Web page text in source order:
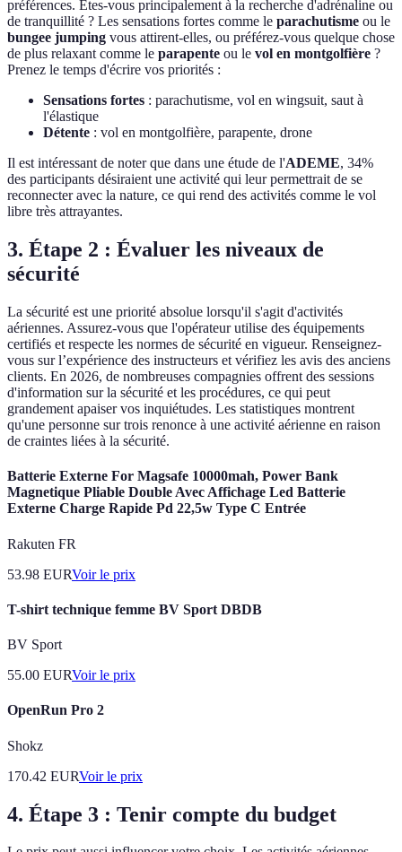
préférences. Êtes-vous principalement à la recherche d'adrénaline ou
de tranquillité ? Les sensations fortes comme le parachutisme ou le
bungee jumping vous attirent-elles, ou préférez-vous quelque chose
de plus relaxant comme le parapente ou le vol en montgolfière ?
Prenez le temps d'écrire vos priorités :
Sensations fortes : parachutisme, vol en wingsuit, saut à
l'élastique
Détente : vol en montgolfière, parapente, drone
Il est intéressant de noter que dans une étude de l'ADEME, 34%
des participants désiraient une activité qui leur permettrait de se
reconnecter avec la nature, ce qui rend des activités comme le vol
libre très attrayantes.
3. Étape 2 : Évaluer les niveaux de
sécurité
La sécurité est une priorité absolue lorsqu'il s'agit d'activités
aériennes. Assurez-vous que l'opérateur utilise des équipements
certifiés et respecte les normes de sécurité en vigueur. Renseignez-
vous sur l’expérience des instructeurs et vérifiez les avis des anciens
clients. En 2026, de nombreuses compagnies offrent des sessions
d'information sur la sécurité et les procédures, ce qui peut
grandement apaiser vos inquiétudes. Les statistiques montrent
qu'une personne sur trois renonce à une activité aérienne en raison
de craintes liées à la sécurité.
Batterie Externe For Magsafe 10000mah, Power Bank
Magnetique Pliable Double Avec Affichage Led Batterie
Externe Charge Rapide Pd 22,5w Type C Entrée
Rakuten FR
53.98 EURVoir le prix
T-shirt technique femme BV Sport DBDB
BV Sport
55.00 EURVoir le prix
OpenRun Pro 2
Shokz
170.42 EURVoir le prix
4. Étape 3 : Tenir compte du budget